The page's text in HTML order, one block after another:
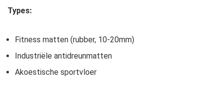
Types:
Fitness matten (rubber, 10-20mm)
Industriële antidreunmatten
Akoestische sportvloer